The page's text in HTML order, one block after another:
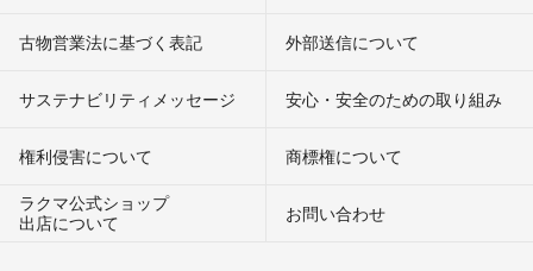
古物営業法に基づく表記 外部送信について
サステナビリティメッセージ 安心・安全のための取り組み
権利侵害について
商標権について
ラクマ公式ショップ
出店について
お問い合わせ